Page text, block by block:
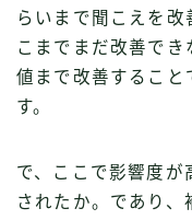
らいまで聞こえを
こまでまだ改善で
値まで改善すること
す。
で、ここで影響度が
されたか。であり、